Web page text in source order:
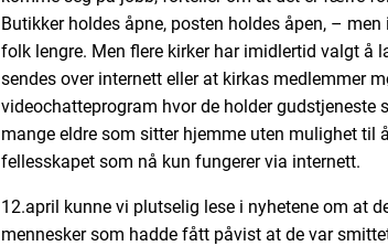
Butikker holdes åpne, posten holdes åpen, –
folk lengre. Men flere kirker har imidlertid valgt å
sendes over internett eller at kirkas medlemmer
videochatteprogram hvor de holder gudstjeneste
mange eldre som sitter hjemme uten mulighet til
fellesskapet som nå kun fungerer via internett.
12.april kunne vi plutselig lese i nyhetene om at
mennesker som hadde fått påvist at de var